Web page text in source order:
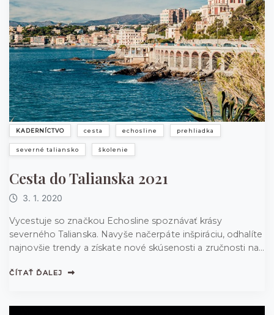
KADERNÍCTVO cesta echosline prehliadka
severné taliansko školenie
Cesta do Talianska 2021
3. 1. 2020
Vycestuje so značkou Echosline spoznávať krásy
severného Talianska. Navyše načerpáte inšpiráciu, odhalíte
najnovšie trendy a získate nové skúsenosti a zručnosti na
ČÍTAŤ ĎALEJ